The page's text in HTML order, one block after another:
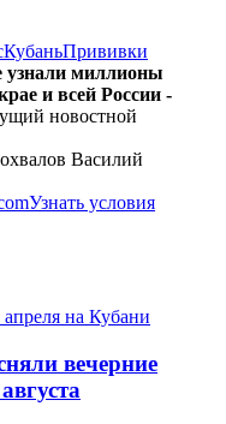
КубаньПрививки
узнали миллионы
и всей России -
новостной
Василий
Узнать условия
вечерние